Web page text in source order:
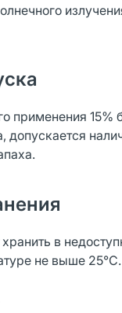
применения 15%
допускается
в
не выше 25°C.